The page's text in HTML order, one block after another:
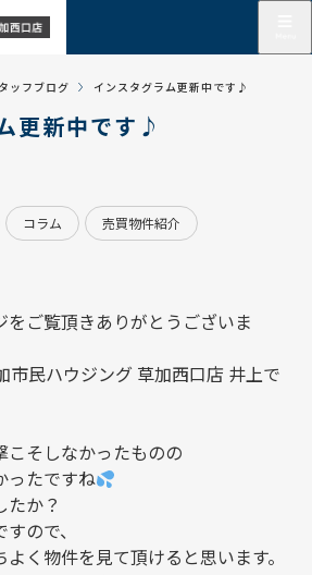
ッフブログ インスタグラム更新中です♪
更新中です♪
コラム 売買物件紹介
ご覧頂きありがとうございま
市民ハウジング 草加西口店 井上で
こそしなかったものの
ったですね
たか？
ので、
く物件を見て頂けると思います。